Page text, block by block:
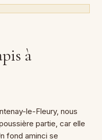
à
le-Fleury, nous
partie, car elle
fond aminci se